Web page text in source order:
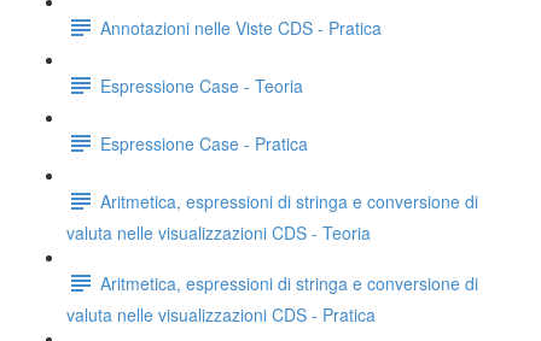
Annotazioni nelle Viste CDS - Pratica
Espressione Case - Teoria
Espressione Case - Pratica
Aritmetica, espressioni di stringa e conversione di
valuta nelle visualizzazioni CDS - Teoria
Aritmetica, espressioni di stringa e conversione di
valuta nelle visualizzazioni CDS - Pratica